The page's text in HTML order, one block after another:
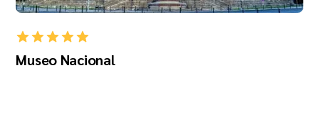
Museo Nacional